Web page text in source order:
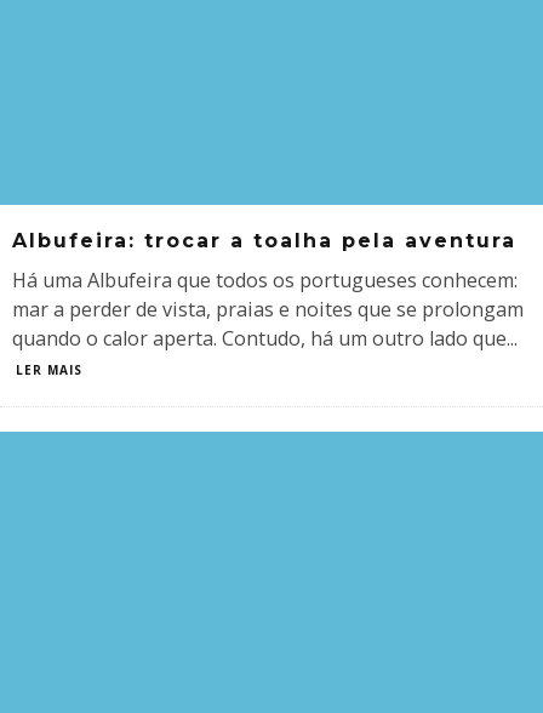
Albufeira: trocar a toalha pela aventura
Há uma Albufeira que todos os portugueses conhecem:
mar a perder de vista, praias e noites que se prolongam
quando o calor aperta. Contudo, há um outro lado que...
LER MAIS